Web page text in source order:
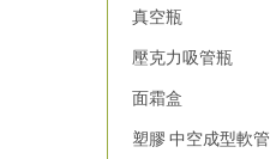
真空瓶
壓克力吸管瓶
面霜盒
塑膠 中空成型軟管